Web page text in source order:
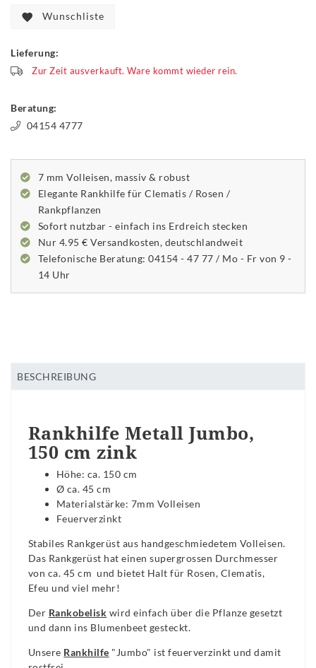
Wunschliste
Lieferung:
Zur Zeit ausverkauft. Ware kommt wieder rein.
Beratung:
04154 4777
7 mm Volleisen, massiv & robust
Elegante Rankhilfe für Clematis / Rosen /
Rankpflanzen
Sofort nutzbar - einfach ins Erdreich stecken
Nur 4.95 € Versandkosten, deutschlandweit
Telefonische Beratung: 04154 - 47 77 / Mo - Fr von 9 -
14 Uhr
BESCHREIBUNG
Rankhilfe Metall Jumbo,
150 cm zink
Höhe: ca. 150 cm
Ø ca. 45 cm
Materialstärke: 7mm Volleisen
Feuerverzinkt
Stabiles Rankgerüst aus handgeschmiedetem Volleisen.
Das Rankgerüst hat einen supergrossen Durchmesser
von ca. 45 cm und bietet Halt für Rosen, Clematis,
Efeu und viel mehr!
Der Rankobelisk wird einfach über die Pflanze gesetzt
und dann ins Blumenbeet gesteckt.
Unsere Rankhilfe "Jumbo" ist feuerverzinkt und damit